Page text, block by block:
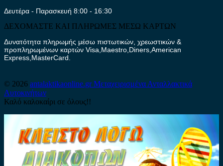
Δευτέρα - Παρασκευή 8:00 - 16:30
ΔΕΧΟΜΑΣΤΕ ΚΑΙ ΠΛΗΡΩΜΕΣ ΜΕΣΩ ΚΑΡΤΩΝ
Δυνατότητα πληρωμής μέσω πιστωτικών, χρεωστικών &
προπληρωμένων καρτών Visa,Maestro,Diners,American
Express,MasterCard.
© 2026 antalaktikaonline.grΜεταχειρισμένα Ανταλλακτικά
Αυτοκινήτων
Καλό καλοκαίρι σε όλους!!